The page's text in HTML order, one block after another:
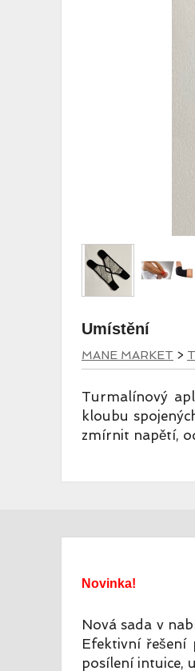
Umístění
MANE MARKET >
Turmalínový
kloubu
zmírnit napětí,
Novinka!
Nová sada v
Efektivní řešení
posílení intuice,